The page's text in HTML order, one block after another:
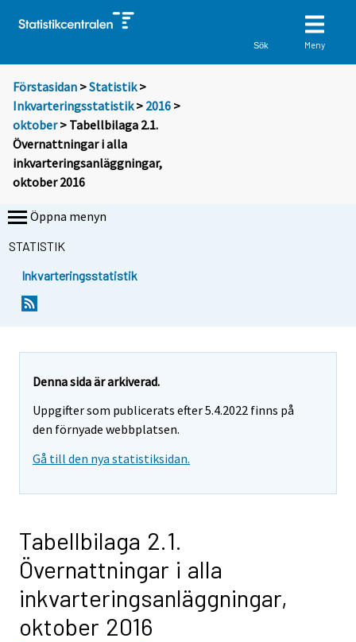
Sök Meny
Förstasidan >Statistik >
Inkvarteringsstatistik> 2016 >
oktober> Tabellbilaga 2.1.
Övernattningar i alla
inkvarteringsanläggningar,
oktober 2016
Öppna menyn
STATISTIK
Inkvarteringsstatistik
Denna sida är arkiverad.
Uppgifter som publicerats efter 5.4.2022 finns på
den förnyade webbplatsen.
Gå till den nya statistiksidan.
Tabellbilaga 2.1.
Övernattningar i alla
inkvarteringsanläggningar,
oktober 2016